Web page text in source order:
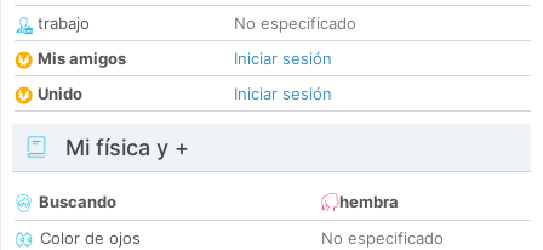
trabajo
No especificado
Mis amigos
Iniciar sesión
Unido
Iniciar sesión
Mi física y +
Buscando
hembra
Color de ojos
No especificado